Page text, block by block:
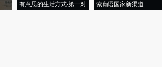
有意思的生活方式·第一对
索葡语国家新渠道